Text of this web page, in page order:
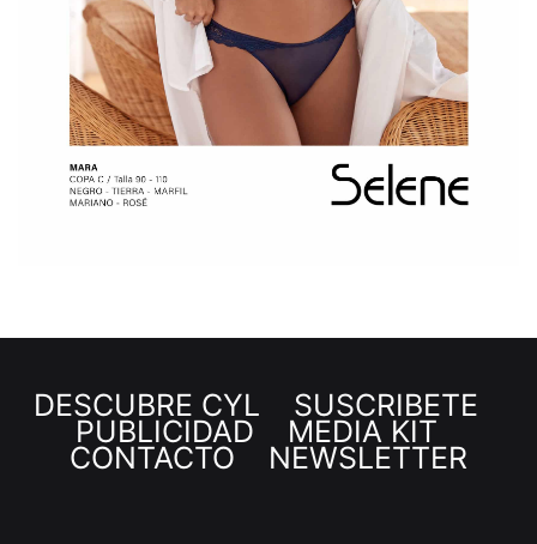
DESCUBRE CYL SUSCRÍBETE
PUBLICIDAD MEDIA KIT
CONTACTO NEWSLETTER